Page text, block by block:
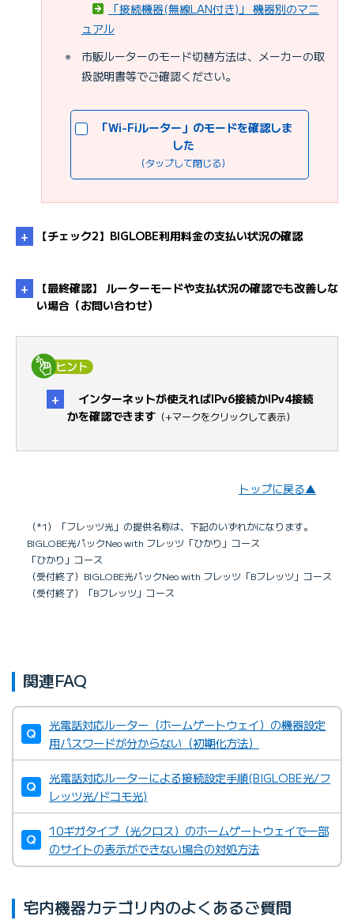
「接続機器(無線LAN付き)」 機器別のマニ
ュアル
※
市販ルーターのモード切替方法は、メーカーの取
扱説明書等でご確認ください。
「Wi-Fiルーター」のモードを確認しま
した
（タップして閉じる）
【チェック2】BIGLOBE利用料金の支払い状況の確認
【最終確認】 ルーターモードや支払状況の確認でも改善しな
い場合（お問い合わせ）
法4へ
順はチェック1へ
BIGLOBEがレンタル提供してい
る無線LANルーター
BIGLOBEカスタマーサポート テクニカルサポートデスク
インターネットが使えればIPv6接続かIPv4接続
かを確認できます （+マークをクリックして表示）
すか
トップに戻る▲
（*1）「フレッツ光」の提供名称は、下記のいずれかになります。
BIGLOBE光パックNeo with フレッツ「ひかり」コース
「ひかり」コース
（受付終了）BIGLOBE光パックNeo with フレッツ「Bフレッツ」コース
（受付終了）「Bフレッツ」コース
関連FAQ
光電話対応ルーター（ホームゲートウェイ）の機器設定
用パスワードが分からない（初期化方法）
光電話対応ルーターによる接続設定手順(BIGLOBE光/フ
レッツ光/ドコモ光)
10ギガタイプ（光クロス）のホームゲートウェイで一部
のサイトの表示ができない場合の対処方法
宅内機器カテゴリ内のよくあるご質問